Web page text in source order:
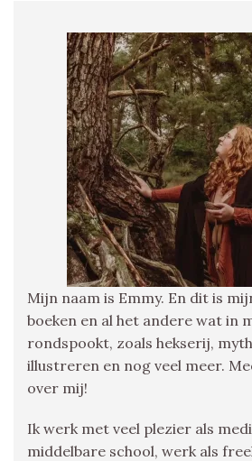
Mijn naam is Emmy. En dit is
boeken en al het andere wat in
rondspookt, zoals hekserij,
illustreren en nog veel meer.
over mij!
Ik werk met veel plezier als
middelbare school, werk als